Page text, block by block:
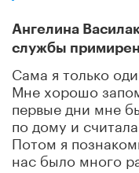
Ангелина
службы
Сама я только
Мне хорошо
первые дни мне
по дому и
Потом я
нас было много